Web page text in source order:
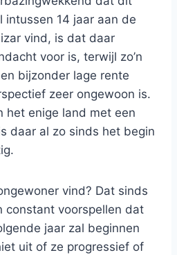
intussen 14 jaar aan de
vind, is dat daar
voor is, terwijl zo’n
bijzonder lage rente
zeer ongewoon is.
het enige land met een
daar al zo sinds het begin
vind? Dat sinds
constant voorspellen dat
jaar zal beginnen
uit of ze progressief of